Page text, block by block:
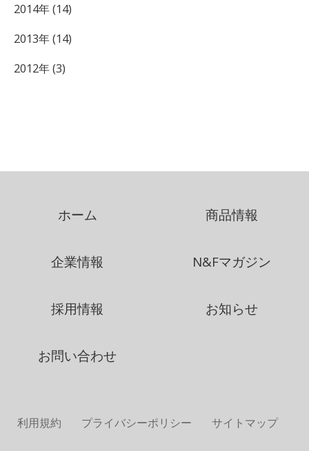
2014年 (14)
2013年 (14)
2012年 (3)
ホーム 商品情報
企業情報 N&Fマガジン
採用情報 お知らせ
お問い合わせ
利用規約 プライバシーポリシー サイトマップ